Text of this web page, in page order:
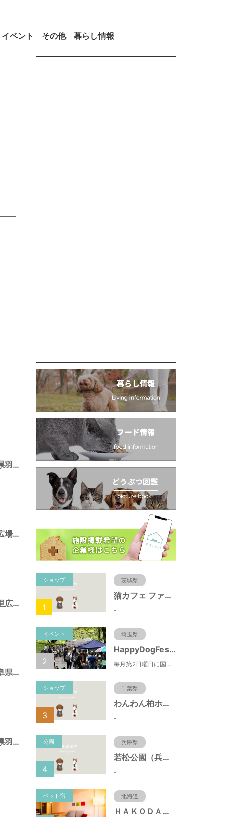
イベント その他 暮らし情報
西的場緑地（岐阜県羽島市）
長良川南部多目的広場（岐阜県羽島市）
木曽川ふれあいの里広場（岐阜県羽島市）
千代田西公園（岐阜県羽島市）
長間北公園（岐阜県羽島市）
ショップ 茨城県
猫カフェ ファミリーズ
-
1
イベント 埼玉県
HappyDogFesta(ハッピードッグフェスタ)
毎月第2日曜日に国営武蔵丘陵森林公園で開催されるドッグイベント。森林公園北口からドッグランまでの園路にお買い物ブースやキッチンカーが出店するほか、わんちゃんのしつけ教室やゲーム大会などの参加型コンテンツもあります。（参加料無料）
2
ショップ 千葉県
わんわん柏ホームビレッジ（老犬ホーム・老犬ホテル）
-
3
公園 兵庫県
若松公園（兵庫県神戸市）
-
4
ペット宿 北海道
ＨＡＫＯＤＡＴＥ 男爵倶楽部 ＨＯＴＥＬ＆ＲＥＳＯＲＴＳ